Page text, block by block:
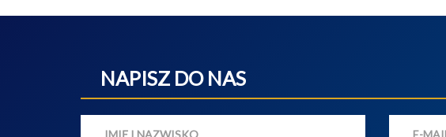
NAPISZ DO NAS